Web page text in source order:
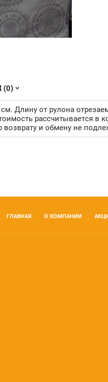
Длину от рулона
рассчитывается
возврату и обмену не
ГЛАВНАЯ О КОМПАНИИ